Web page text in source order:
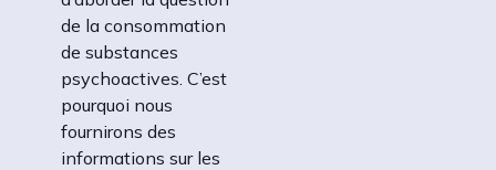
de la consommation
de substances
psychoactives. C’est
pourquoi nous
fournirons des
informations sur les